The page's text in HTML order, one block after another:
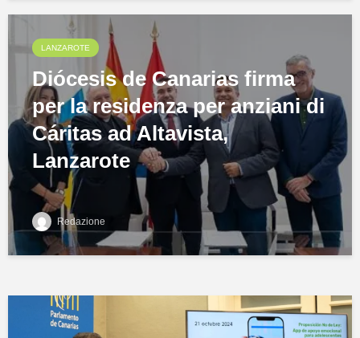
LANZAROTE
Diócesis de Canarias firma
per la residenza per anziani di
Cáritas ad Altavista,
Lanzarote
Redazione